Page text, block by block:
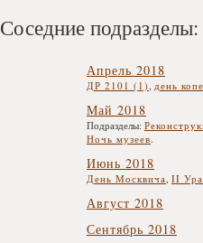
Соседние подразделы:
Апрель 2018
ДР 2101 (1), день
Май 2018
Подразделы:
Ночь музеев.
Июнь 2018
День Москвича, II
Август 2018
Сентябрь 2018